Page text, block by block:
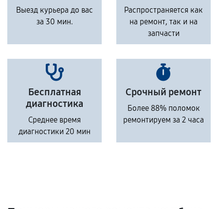
Выезд курьера до вас
за 30 мин.
Распространяется как
на ремонт, так и на
запчасти
Бесплатная
диагностика
Среднее время
диагностики 20 мин
Срочный ремонт
Более 88% поломок
ремонтируем за 2 часа